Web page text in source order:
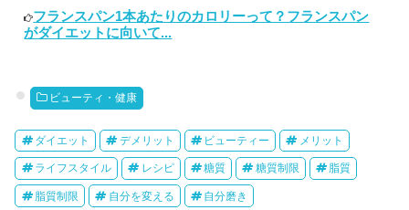
フランスパン1本あたりのカロリーって？フランスパン
がダイエットに向いて...
ビューティ・健康
ダイエット デメリット ビューティー メリット
ライフスタイル レシピ 糖質 糖質制限 脂質
脂質制限 自分を変える 自分磨き